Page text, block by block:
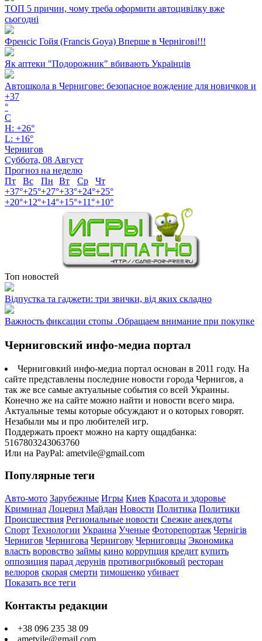
ТОП 5 причин, чому треба оформити автоцивілку вже
сьогодні
Френсіс Гойя (Francis Goya) Вперше в Чернігові!!!
Як аптеки "Подорожник" вбивають Українців
Автошкола в Чернигове: безопасное вождение для новичков и
+37
°
C
H: +26°
L: +16°
Чернигов
Суббота, 08 Август
Прогноз на неделю
Пт
Вс Пн Вт Ср
Чт
+37°+25°+27°+33°+24°+25°
+20°+12°+14°+15°+11°+10°
Топ новостей
Відпустка та гаджети: три звички, від яких складно
Важность фиксации стопы .Обращаем внимание при покупке
Черниговский инфо-медиа портал
Черниговкий инфо-медиа портал основан в 2011 году. На
сайте представлены последние новости города Чернигов, а
так же все самые актуальные события со всей Украины.
Конечно же на сайте можно найти и новости всего мира.
Актуальные темы которые обсуждают и о которых говорят.
Незабыли мы и про любителей игр.
Поддержать проект можно на карту ощадбанка:
5167803243063760
Или на PayPal: ametvile@gmail.com
Популярные теги
Авто-мото Зарубежные Игры Киев Красота и здоровье
Криминал Лоцерил Майдан Новости Политика Политики
Происшествия Региональные новости Свежие анекдоты
Спорт Технологии Украина Ученые Фоторепортаж Чернігів
Чернигов Чернигова Чернигову Черниговцы Экономика
власть воровство займы кино коррупция кредит купить
оппозиция парад дерунів противогрибковый ресторан
велюров скорая смерти тимошенко убивает
Показать все теги
Контакты редакции
+38 096 235 38 09
ametvile@gmail.com